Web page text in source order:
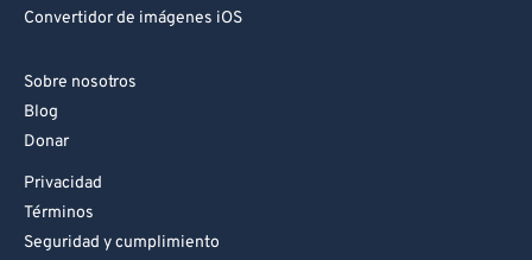
Convertidor de imágenes iOS
Sobre nosotros
Blog
Donar
Privacidad
Términos
Seguridad y cumplimiento